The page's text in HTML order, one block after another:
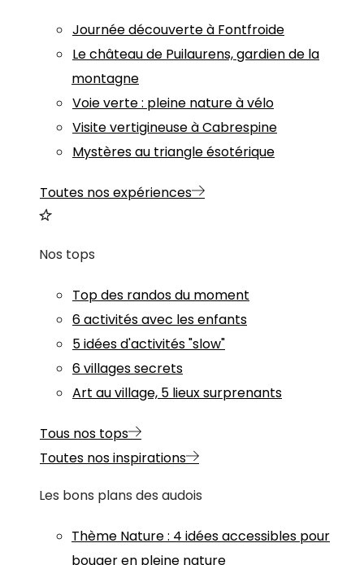
Journée découverte à Fontfroide
Le château de Puilaurens, gardien de la
montagne
Voie verte : pleine nature à vélo
Visite vertigineuse à Cabrespine
Mystères au triangle ésotérique
Toutes nos expériences
Nos tops
Top des randos du moment
6 activités avec les enfants
5 idées d'activités "slow"
6 villages secrets
Art au village, 5 lieux surprenants
Tous nos tops
Toutes nos inspirations
Les bons plans des audois
Thème Nature: 4 idées accessibles pour
bouger en pleine nature